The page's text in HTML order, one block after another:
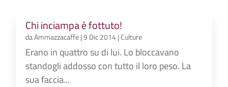
Chi inciampa è fottuto!
daAmmazzacaffe|9 Dic 2014|Culture
Erano in quattro su di lui. Lo bloccavano
standogli addosso con tutto il loro peso. La
sua faccia...